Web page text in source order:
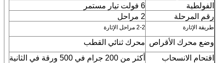
الفولطية
6 فولت تيار مستمر
رقم المرحلة
2 مراحل
طريقة الإثارة 2-2 مراحل الإثارة
وضع محرك الأقراص محرك ثنائي القطب
اقتحام الانسحاب
أكثر من 200 جرام في 500 ورقة في الثانية